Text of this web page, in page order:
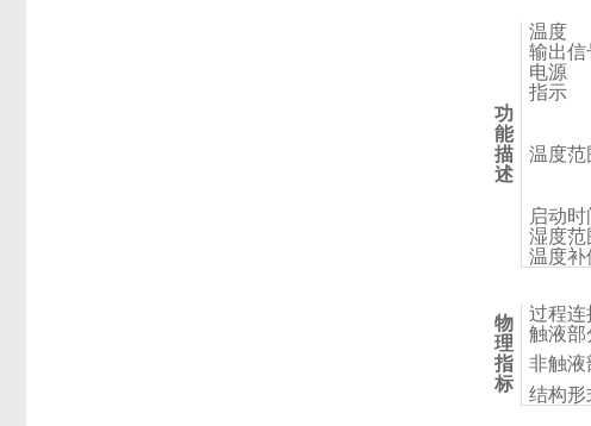
功
能
描
述
温度
输出信
电源
指示
温度范
启动时
湿度范
温度补
物
理
指
标
过程连
触液部
非触液
结构形